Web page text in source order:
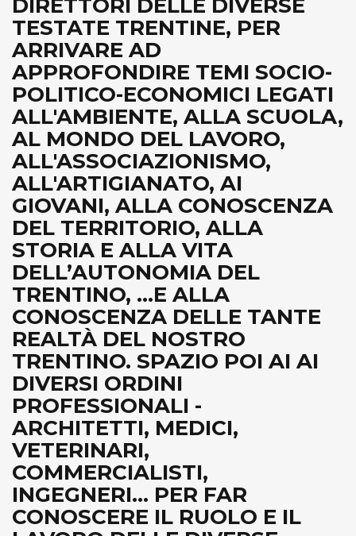
DIRETTORI DELLE DIVERSE
TESTATE TRENTINE, PER
ARRIVARE AD
APPROFONDIRE TEMI SOCIO-
POLITICO-ECONOMICI LEGATI
ALL'AMBIENTE, ALLA SCUOLA,
AL MONDO DEL LAVORO,
ALL'ASSOCIAZIONISMO,
ALL'ARTIGIANATO, AI
GIOVANI, ALLA CONOSCENZA
DEL TERRITORIO, ALLA
STORIA E ALLA VITA
DELL’AUTONOMIA DEL
TRENTINO, ...E ALLA
CONOSCENZA DELLE TANTE
REALTÀ DEL NOSTRO
TRENTINO. SPAZIO POI AI AI
DIVERSI ORDINI
PROFESSIONALI -
ARCHITETTI, MEDICI,
VETERINARI,
COMMERCIALISTI,
INGEGNERI... PER FAR
CONOSCERE IL RUOLO E IL